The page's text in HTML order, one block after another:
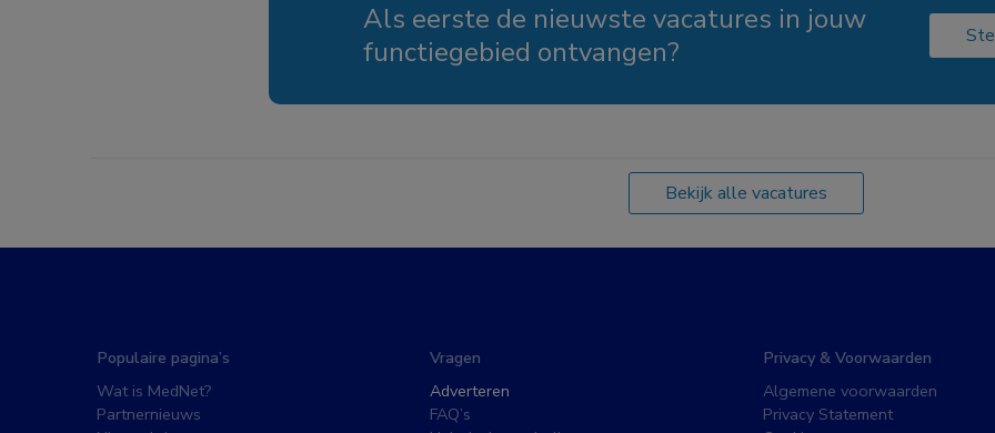
Als eerste de nieuwste vacatures in jouw
functiegebied ontvangen?
Bekijk alle vacatures
Populaire pagina’s
Wat is MedNet?
Partnernieuws
Vragen
Adverteren
FAQ’s
Privacy & Voorwaarden
Algemene voorwaarden
Privacy Statement